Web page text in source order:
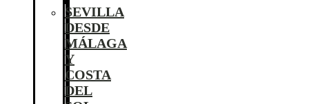
SEVILLA
DESDE
MÁLAGA
Y
COSTA
DEL